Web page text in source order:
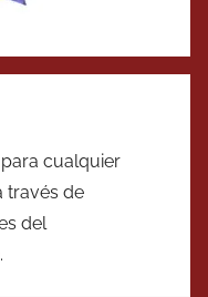
cualquier
través de
del
.